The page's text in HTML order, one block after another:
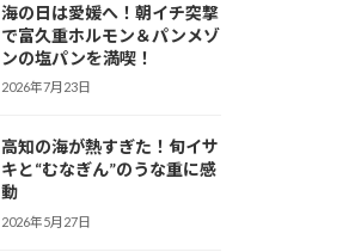
海の日は愛媛へ！朝イチ突撃
で富久重ホルモン＆パンメゾ
ンの塩パンを満喫！
2026年7月23日
高知の海が熱すぎた！旬イサ
キと“むなぎん”のうな重に感
動
2026年5月27日